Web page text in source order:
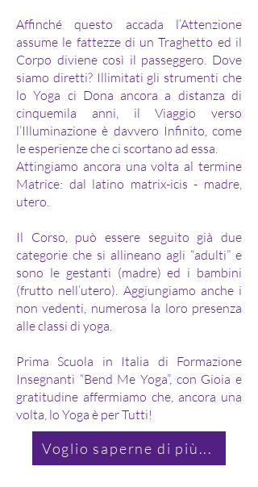
Affinché questo accada l’Attenzione
assume le fattezze di un Traghetto ed il
Corpo diviene così il passeggero. Dove
siamo diretti? Illimitati gli strumenti che
lo Yoga ci Dona ancora a distanza di
cinquemila anni, il Viaggio verso
l’Illuminazione è davvero Infinito, come
le esperienze che ci scortano ad essa.
Attingiamo ancora una volta al termine
Matrice: dal latino matrix-icis - madre,
utero.
Il Corso, può essere seguito già due
categorie che si allineano agli “adulti” e
sono le gestanti (madre) ed i bambini
(frutto nell’utero). Aggiungiamo anche i
non vedenti, numerosa la loro presenza
alle classi di yoga.
Prima Scuola in Italia di Formazione
Insegnanti “Bend Me Yoga”, con Gioia e
gratitudine affermiamo che, ancora una
volta, lo Yoga è per Tutti!
Voglio saperne di più...